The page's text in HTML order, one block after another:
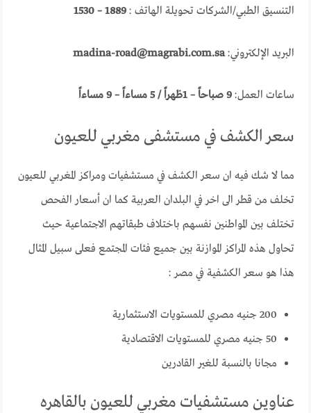
التنسيق الطبي/الشركات تحويلة الهاتف :1889 – 1530
البريد الإلكتروني:madina-road@magrabi.com.sa
ساعات العمل:9 صباحاً – 1ظهراً / 5 مساءاً – 9 مساءاً
سعر الكشف في مستشفى مغربي للعيون
مما لا شك فيه ان سعر الكشف في مستشفيات ومراكز المغربي للعيون
تخلف من قطر الى اخر في البلدان العربية كما ان أسعار الفحص
تختلف بين المواطنين نفسهم باختلاف طبقاتهم الاجتماعية حيث
تحاول هذه المراكز الموازنة بين جميع فئات المجتمع فعلى سبيل المثال
هذا هو سعر الكشفية في مصر :
200 جنيه مصري للمستويات الاستثمارية
50 جنيه مصري للمستويات الاقتصادية
مجانا بالنسبة للغير القادرين
عناوين مستشفيات مغربي للعيون بالقاهره